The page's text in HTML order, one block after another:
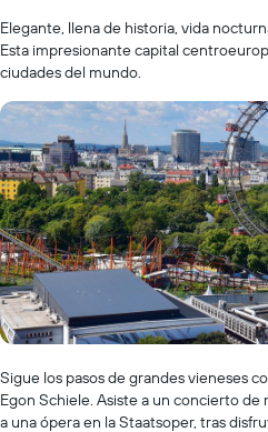
Elegante, llena de historia, vida
Esta impresionante capital
ciudades del mundo.
Sigue los pasos de grandes vieneses
Egon Schiele. Asiste a un concierto
a una ópera en la Staatsoper, tras